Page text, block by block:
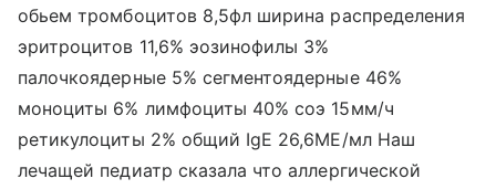
обьем тромбоцитов 8,5фл ширина распределения
эритроцитов 11,6% эозинофилы 3%
палочкоядерные 5% сегментоядерные 46%
моноциты 6% лимфоциты 40% соэ 15мм/ч
ретикулоциты 2% общий IgE 26,6МЕ/мл Наш
лечащей педиатр сказала что аллергической